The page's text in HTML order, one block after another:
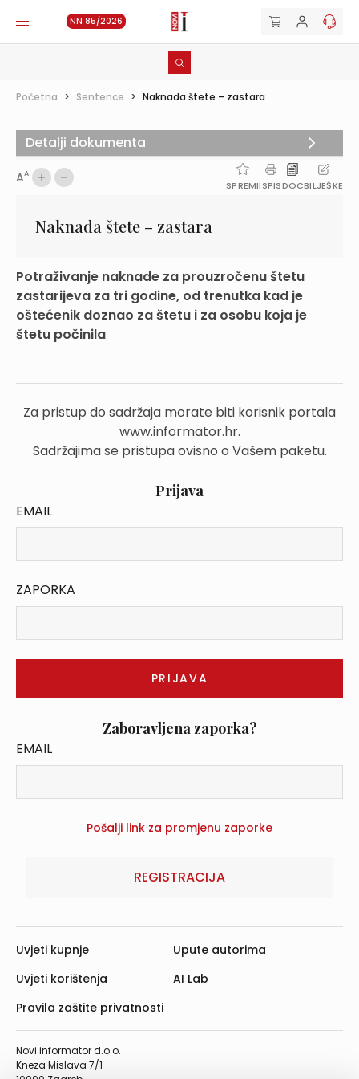
NN 85/2026
Početna > Sentence > Naknada štete – zastara
AA
SPREMIISPISDOCBILJEŠKE
Naknada štete – zastara
Potraživanje naknade za prouzročenu štetu
zastarijeva za tri godine, od trenutka kad je
oštećenik doznao za štetu i za osobu koja je
štetu počinila
Za pristup do sadržaja morate biti korisnik portala
www.informator.hr.
Sadržajima se pristupa ovisno o Vašem paketu.
Prijava
EMAIL
ZAPORKA
Zaboravljena zaporka?
EMAIL
REGISTRACIJA
Detalji dokumenta
Novi informator d.o.o.
Kneza Mislava 7/1
Uvjeti kupnje
Uvjeti korištenja
Pravila zaštite privatnosti
Upute autorima
AI Lab